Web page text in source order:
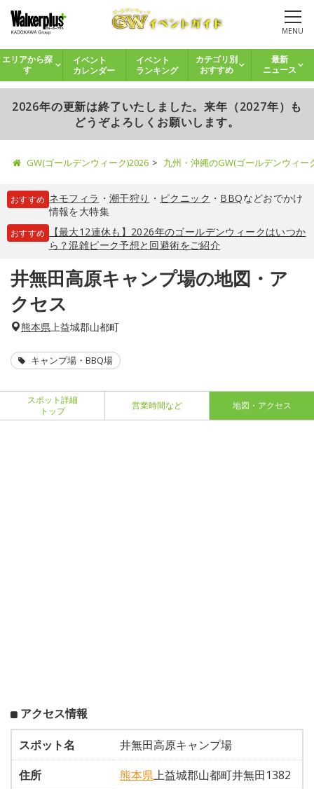
MENU
エリアから探
す
イベント
カレンダー
イベント
ランキング
カテゴリ別
おすすめ
最新
ニュース
2026年の更新は終了いたしました。来年（2027年）も
どうぞよろしくお願いします。
GW(ゴールデンウィーク)2026 九州・沖縄のGW(ゴールデンウィ
おすすめ ネモフィラ ・ 潮干狩り ・ ピクニック ・ BBQなどおでかけ
情報を大特集
おすすめ
【最大12連休も】2026年のゴールデンウィークはいつか
ら？混雑ピーク予想と回避術をご紹介
井無田高原キャンプ場の地図・ア
クセス
熊本県上益城郡山都町
キャンプ場・BBQ場
スポット詳細
トップ
営業時間など 地図・アクセス
アクセス情報
スポット名
井無田高原キャンプ場
住所
熊本県上益城郡山都町井無田1382